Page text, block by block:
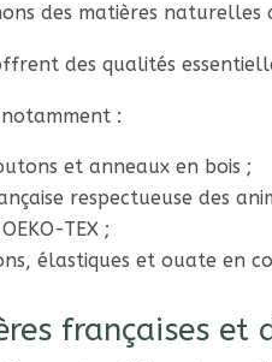
des matières
des qualités
:
et anneaux en bois ;
respectueuse des
TEX ;
élastiques et ouate en
françaises et